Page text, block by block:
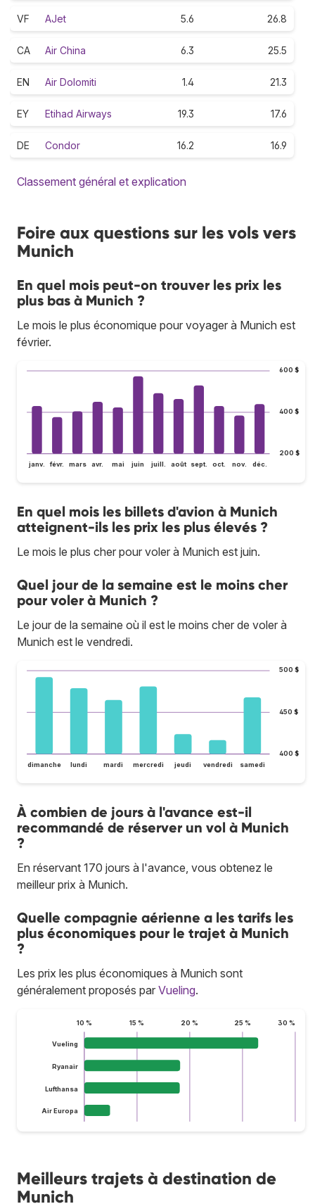
VF AJet 5.6 26.8
CA Air China 6.3 25.5
EN Air Dolomiti 1.4 21.3
EY Etihad Airways 19.3 17.6
DE Condor 16.2 16.9
Classement général et explication
Foire aux questions sur les vols vers
Munich
En quel mois peut-on trouver les prix les
plus bas à Munich ?
Le mois le plus économique pour voyager à Munich est
février.
200 $
400 $
600 $
janv. févr. mars avr. mai juin juill. août sept. oct. nov. déc.
En quel mois les billets d'avion à Munich
atteignent-ils les prix les plus élevés ?
Le mois le plus cher pour voler à Munich est juin.
Quel jour de la semaine est le moins cher
pour voler à Munich ?
Le jour de la semaine où il est le moins cher de voler à
Munich est le vendredi.
400 $
450 $
500 $
dimanche lundi mardi mercredi jeudi vendredi samedi
À combien de jours à l'avance est-il
recommandé de réserver un vol à Munich
?
En réservant 170 jours à l'avance, vous obtenez le
meilleur prix à Munich.
Quelle compagnie aérienne a les tarifs les
plus économiques pour le trajet à Munich
?
Les prix les plus économiques à Munich sont
généralement proposés par Vueling.
10 % 15 % 20 % 25 % 30 %
Vueling
Ryanair
Lufthansa
Air Europa
Meilleurs trajets à destination de
Munich